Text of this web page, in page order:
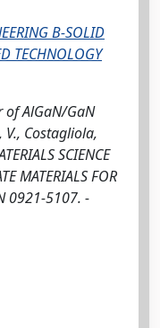
B-SOLID
TECHNOLOGY
of AlGaN/GaN
V., Costagliola,
SCIENCE
MATERIALS FOR
0921-5107. -